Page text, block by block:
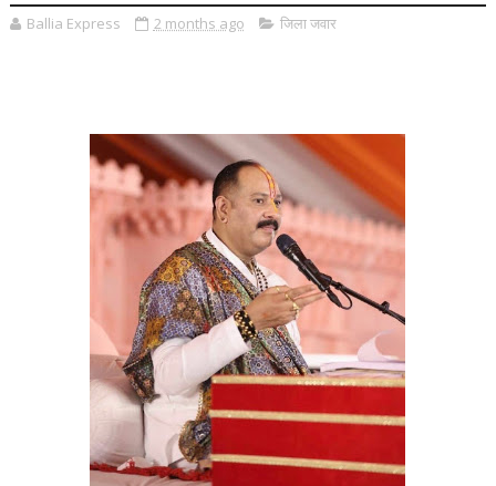
Ballia Express 2 months ago जिला जवार